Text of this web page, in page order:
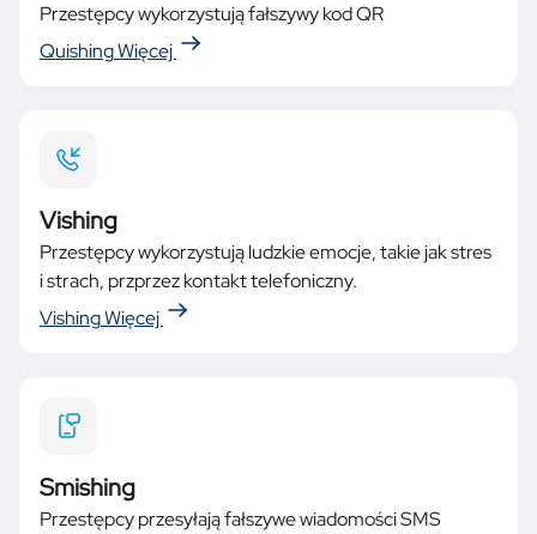
Przestępcy wykorzystują fałszywy kod QR
QuishingWięcej
Vishing
Przestępcy wykorzystują ludzkie emocje, takie jak stres
i strach, przprzez kontakt telefoniczny.
VishingWięcej
Smishing
Przestępcy przesyłają fałszywe wiadomości SMS